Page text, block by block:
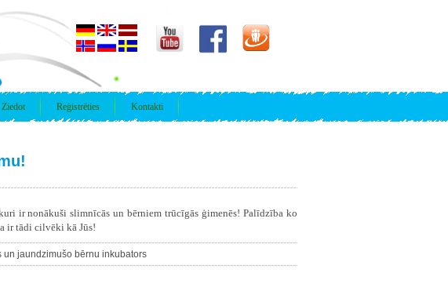
Ziedot Reģistrēties Kontakti
ir nonākuši slimnīcās un bērniem trūcīgās ģimenēs! Palīdzība ko
ir tādi cilvēki kā Jūs!
un jaundzimušo bērnu inkubators